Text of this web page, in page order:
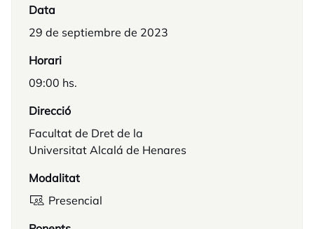
Data
29 de septiembre de 2023
Horari
09:00 hs.
Direcció
Facultat de Dret de la
Universitat Alcalá de Henares
Modalitat
Presencial